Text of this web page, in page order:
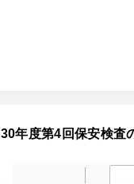
年度第4回保安検査